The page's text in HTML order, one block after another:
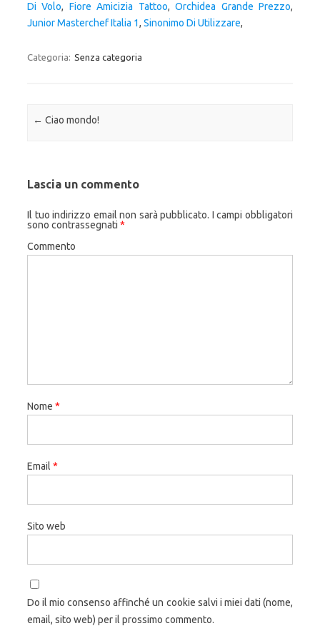
Di Volo, Fiore Amicizia Tattoo,Orchidea Grande Prezzo,
Junior Masterchef Italia 1, Sinonimo Di Utilizzare,
Categoria: Senza categoria
Navigazione articolo
← Ciao mondo!
Lascia un commento
Il tuo indirizzo email non sarà pubblicato. I campi obbligatori
sono contrassegnati *
Commento
Nome *
Email *
Sito web
Do il mio consenso affinché un cookie salvi i miei dati (nome,
email, sito web) per il prossimo commento.